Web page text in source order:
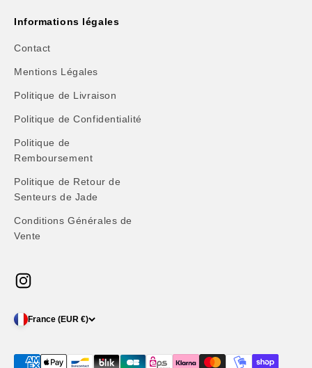
Informations légales
Contact
Mentions Légales
Politique de Livraison
Politique de Confidentialité
Politique de
Remboursement
Politique de Retour de
Senteurs de Jade
Conditions Générales de
Vente
France (EUR €)